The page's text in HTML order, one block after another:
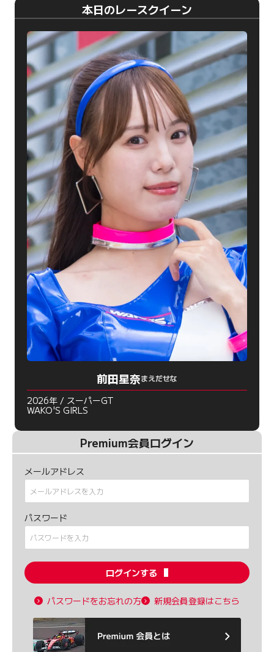
本日のレースクイーン
前田星奈まえだせな
2026年 / スーパーGT
WAKO'S GIRLS
Premium会員ログイン
メールアドレス
パスワード
ログインする
パスワードをお忘れの方 新規会員登録はこちら